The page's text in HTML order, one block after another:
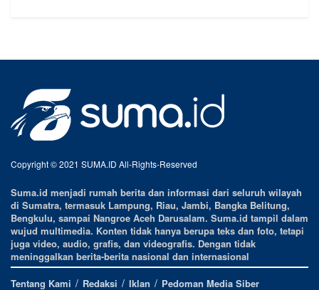
Copyright © 2021 SUMA.ID All-Rights-Reserved
Suma.id menjadi rumah berita dan informasi dari seluruh wilayah
di Sumatra, termasuk Lampung, Riau, Jambi, Bangka Belitung,
Bengkulu, sampai Nangroe Aceh Darusalam. Suma.id tampil dalam
wujud multimedia. Konten tidak hanya berupa teks dan foto, tetapi
juga video, audio, grafis, dan videografis. Dengan tidak
meninggalkan berita-berita nasional dan internasional
Tentang Kami
Redaksi Iklan Pedoman Media Siber